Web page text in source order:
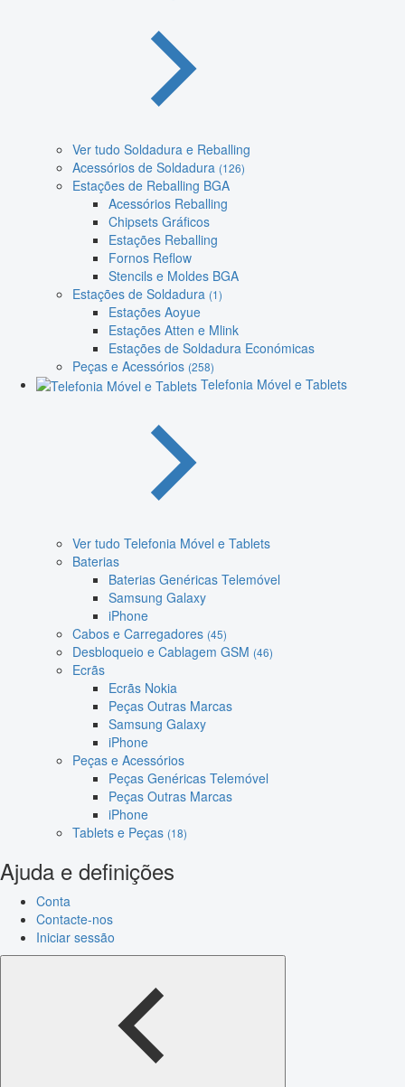
Ver tudo Soldadura e Reballing
Acessórios de Soldadura (126)
Estações de Reballing BGA
Acessórios Reballing
Chipsets Gráficos
Estações Reballing
Fornos Reflow
Stencils e Moldes BGA
Estações de Soldadura (1)
Estações Aoyue
Estações Atten e Mlink
Estações de Soldadura Económicas
Peças e Acessórios (258)
Telefonia Móvel e Tablets
Ver tudo Telefonia Móvel e Tablets
Baterias
Baterias Genéricas Telemóvel
Samsung Galaxy
iPhone
Cabos e Carregadores (45)
Desbloqueio e Cablagem GSM (46)
Ecrãs
Ecrãs Nokia
Peças Outras Marcas
Samsung Galaxy
iPhone
Peças e Acessórios
Peças Genéricas Telemóvel
Peças Outras Marcas
iPhone
Tablets e Peças (18)
Ajuda e definições
Conta
Contacte-nos
Iniciar sessão